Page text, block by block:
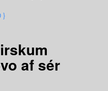
}
af sér